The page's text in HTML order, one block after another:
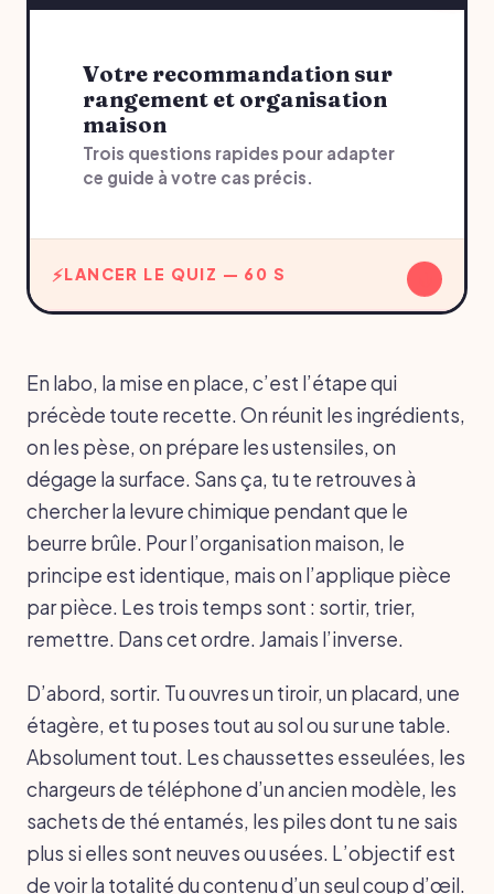
Votre recommandation sur
rangement et organisation
maison
Trois questions rapides pour adapter
ce guide à votre cas précis.
LANCER LE QUIZ — 60 S ↓
En labo, la mise en place, c’est l’étape qui
précède toute recette. On réunit les ingrédients,
on les pèse, on prépare les ustensiles, on
dégage la surface. Sans ça, tu te retrouves à
chercher la levure chimique pendant que le
beurre brûle. Pour l’organisation maison, le
principe est identique, mais on l’applique pièce
par pièce. Les trois temps sont : sortir, trier,
remettre. Dans cet ordre. Jamais l’inverse.
D’abord, sortir. Tu ouvres un tiroir, un placard, une
étagère, et tu poses tout au sol ou sur une table.
Absolument tout. Les chaussettes esseulées, les
chargeurs de téléphone d’un ancien modèle, les
sachets de thé entamés, les piles dont tu ne sais
plus si elles sont neuves ou usées. L’objectif est
de voir la totalité du contenu d’un seul coup d’œil.